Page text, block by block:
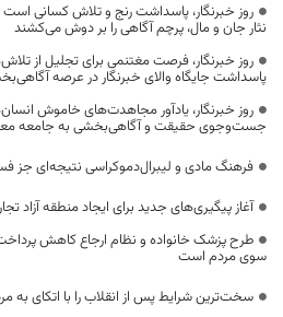
روز خبرنگار، پاسداشت رنج و تلاش کسانی
نثار جان و مال، پرچم آگاهی را بر دوش می‌کشند
روز خبرنگار، فرصت مغتنمی برای تجلیل از
پاسداشت جایگاه والای خبرنگار در عرصه
روز خبرنگار، یادآور مجاهدت‌های خاموش
جست‌وجوی حقیقت و آگاهی‌بخشی به جامعه
فرهنگ مادی و لیبرال‌دموکراسی نتیجه‌ای جز
آغاز پیگیری‌های جدید برای ایجاد منطقه آزاد
طرح پزشک خانواده و نظام ارجاع کاهش
سوی مردم است
سخت‌ترین شرایط پس از انقلاب را با اتکای